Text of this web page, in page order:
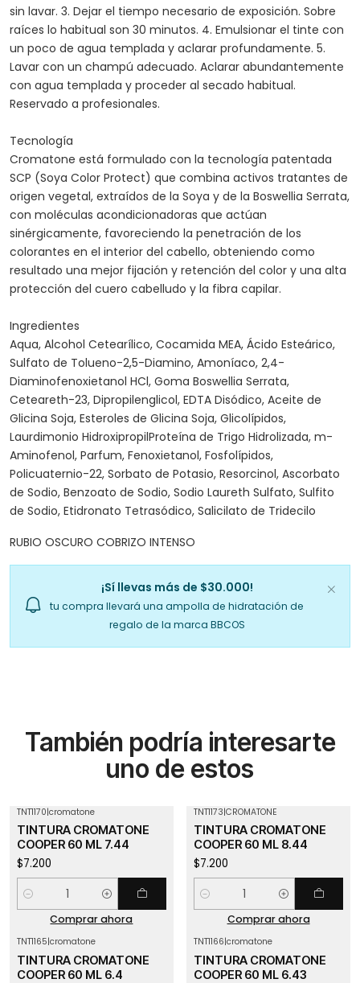
sin lavar. 3. Dejar el tiempo necesario de exposición. Sobre
raíces lo habitual son 30 minutos. 4. Emulsionar el tinte con
un poco de agua templada y aclarar profundamente. 5.
Lavar con un champú adecuado. Aclarar abundantemente
con agua templada y proceder al secado habitual.
Reservado a profesionales.
Tecnología
Cromatone está formulado con la tecnología patentada
SCP (Soya Color Protect) que combina activos tratantes de
origen vegetal, extraídos de la Soya y de la Boswellia Serrata,
con moléculas acondicionadoras que actúan
sinérgicamente, favoreciendo la penetración de los
colorantes en el interior del cabello, obteniendo como
resultado una mejor fijación y retención del color y una alta
protección del cuero cabelludo y la fibra capilar.
Ingredientes
Aqua, Alcohol Cetearílico, Cocamida MEA, Ácido Esteárico,
Sulfato de Tolueno-2,5-Diamino, Amoníaco, 2,4-
Diaminofenoxietanol HCl, Goma Boswellia Serrata,
Ceteareth-23, Dipropilenglicol, EDTA Disódico, Aceite de
Glicina Soja, Esteroles de Glicina Soja, Glicolípidos,
Laurdimonio HidroxipropilProteína de Trigo Hidrolizada, m-
Aminofenol, Parfum, Fenoxietanol, Fosfolípidos,
Policuaternio-22, Sorbato de Potasio, Resorcinol, Ascorbato
de Sodio, Benzoato de Sodio, Sodio Laureth Sulfato, Sulfito
de Sodio, Etidronato Tetrasódico, Salicilato de Tridecilo
RUBIO OSCURO COBRIZO INTENSO
¡Sí llevas más de $30.000!
tu compra llevará una ampolla de hidratación de
regalo de la marca BBCOS
También podría interesarte
uno de estos
TNT1170|cromatone
TINTURA CROMATONE
COOPER 60 ML 7.44
$7.200
Cantidad
Comprar ahora
TNT1173|CROMATONE
TINTURA CROMATONE
COOPER 60 ML 8.44
$7.200
Cantidad
Comprar ahora
TNT1165|cromatone
TINTURA CROMATONE
COOPER 60 ML 6.4
TNT1166|cromatone
TINTURA CROMATONE
COOPER 60 ML 6.43